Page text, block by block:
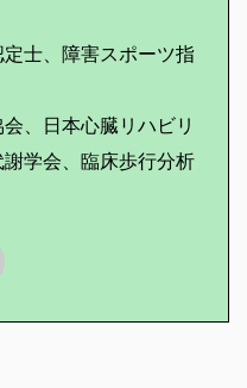
士、障害スポーツ指
、日本心臓リハビリ
学会、臨床歩行分析